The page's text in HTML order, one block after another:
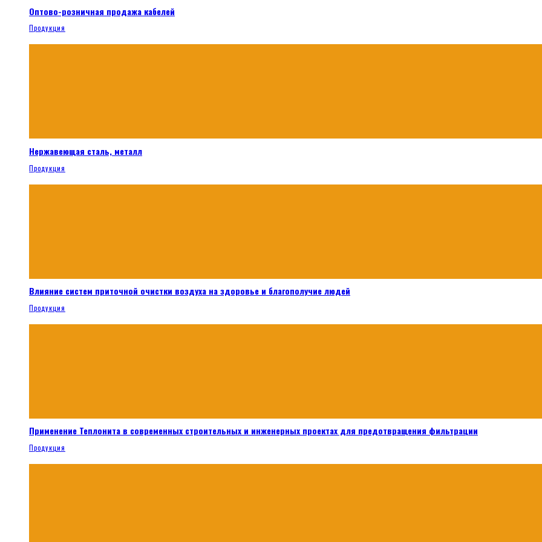
Оптово-розничная продажа кабелей
Продукция
Нержавеющая сталь, металл
Продукция
Влияние систем приточной очистки воздуха на здоровье и благополучие людей
Продукция
Применение Теплонита в современных строительных и инженерных проектах для предотвращения фильтрации
Продукция